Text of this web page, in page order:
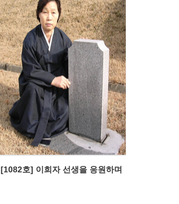
[1082호] 이희자 선생을 응원하며